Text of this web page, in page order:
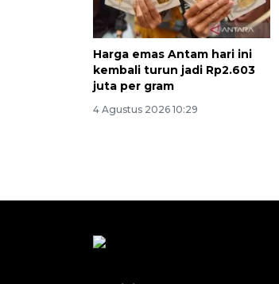
Harga emas Antam hari ini
kembali turun jadi Rp2.603
juta per gram
4 Agustus 2026 10:29